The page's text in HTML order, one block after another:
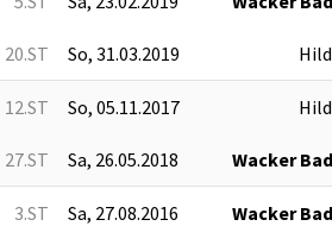
20.ST So, 31.03.2019
12.ST So, 05.11.2017
27.ST Sa, 26.05.2018 Wacker
3.ST Sa, 27.08.2016 Wacker